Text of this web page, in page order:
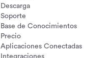
Descarga
Soporte
Base de Conocimientos
Precio
Aplicaciones Conectadas